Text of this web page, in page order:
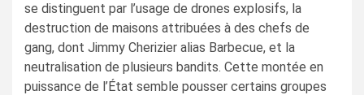
se distinguent par l’usage de drones explosifs, la
destruction de maisons attribuées à des chefs de
gang, dont Jimmy Cherizier alias Barbecue, et la
neutralisation de plusieurs bandits. Cette montée en
puissance de l’État semble pousser certains groupes